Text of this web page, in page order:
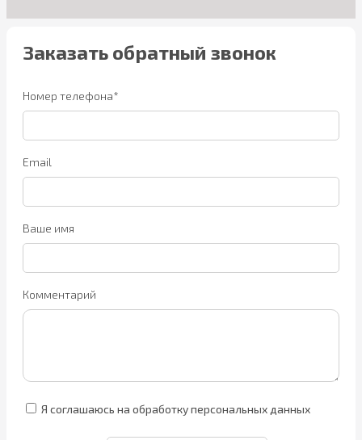
Заказать обратный звонок
Номер телефона*
Email
Ваше имя
Комментарий
Я соглашаюсь на обработку персональных данных